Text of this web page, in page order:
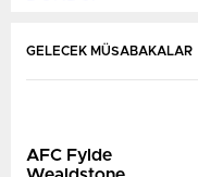
GELECEK MÜSABAKALAR
Stranraer